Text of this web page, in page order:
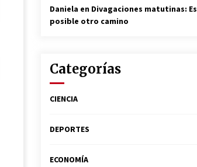
Daniela en Divagaciones matutinas: Es
posible otro camino
Categorías
CIENCIA
DEPORTES
ECONOMÍA